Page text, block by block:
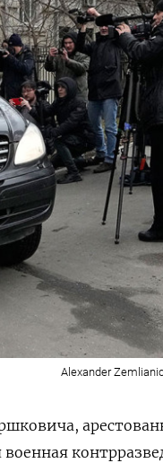
Alexander